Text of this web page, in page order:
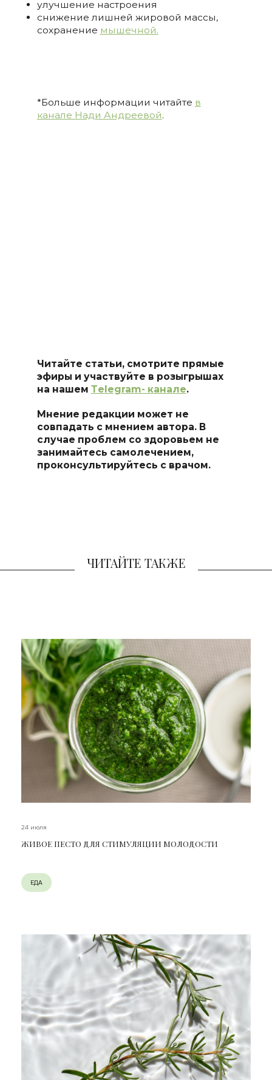
улучшение настроения
снижение лишней жировой массы,
сохранение мышечной.
*Больше информации читайте в
канале Нади Андреевой.
Читайте статьи, смотрите прямые
эфиры и участвуйте в розыгрышах
на нашем Тelegram- канале.
Мнение редакции может не
совпадать с мнением автора. В
случае проблем со здоровьем не
занимайтесь самолечением,
проконсультируйтесь с врачом.
ЧИТАЙТЕ ТАКЖЕ
24 июля
ЖИВОЕ ПЕСТО ДЛЯ СТИМУЛЯЦИИ МОЛОДОСТИ
ЕДА